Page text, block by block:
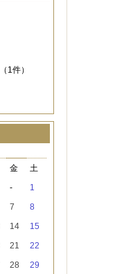
（1件）
金
土
-
1
7
8
14
15
21
22
28
29